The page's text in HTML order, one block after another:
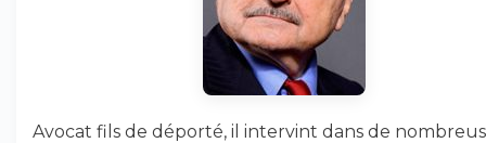
Avocat fils de déporté, il intervint dans de